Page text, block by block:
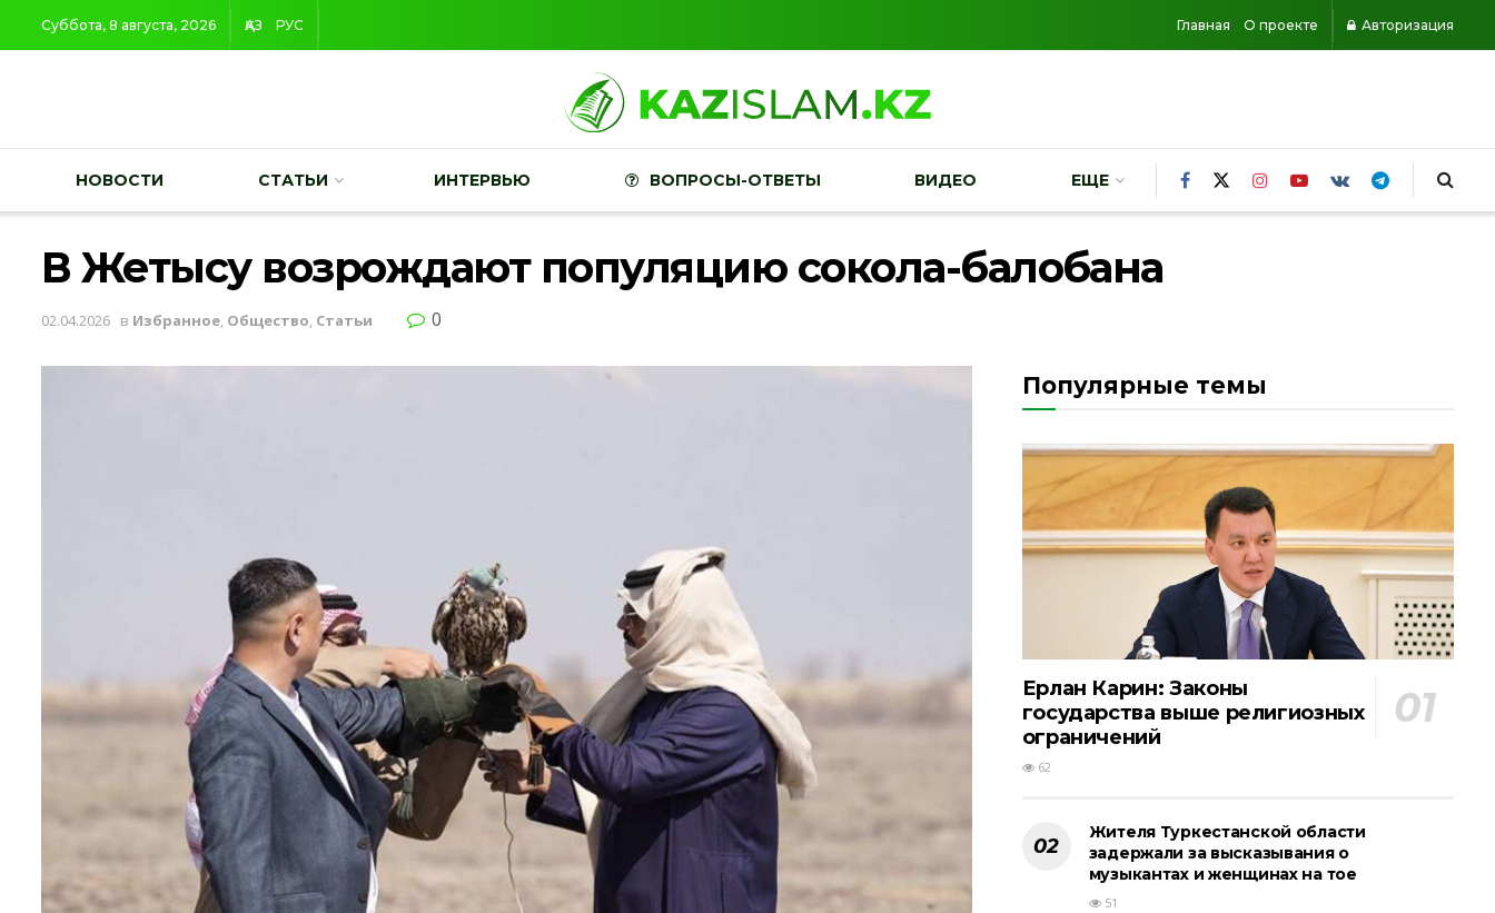
Суббота, 8 августа, 2026 ҚАЗ РУС Главная О проекте Авторизация
НОВОСТИ СТАТЬИ ИНТЕРВЬЮ ВОПРОСЫ-ОТВЕТЫ ВИДЕО ЕЩЕ
В Жетысу возрождают популяцию сокола-балобана
02.04.2026 в Избранное, Общество, Статьи 0
Популярные темы
Ерлан Карин: Законы
государства выше религиозных
ограничений
62
Жителя Туркестанской области
задержали за высказывания о
музыкантах и женщинах на тое
51